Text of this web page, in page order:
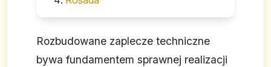
Rozbudowane zaplecze techniczne
bywa fundamentem sprawnej realizacji